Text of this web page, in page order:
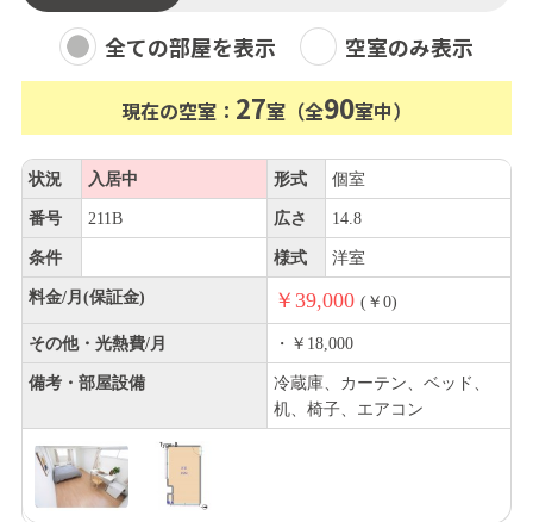
全ての部屋を表示 空室のみ表示
現在の空室： 27室（全90室中）
状況 入居中 形式 個室
番号 211B 広さ 14.8
条件 様式 洋室
料金/月(保証金) ￥39,000 (￥0)
その他・光熱費/月 ・￥18,000
備考・部屋設備
冷蔵庫、カーテン、ベッド、
机、椅子、エアコン